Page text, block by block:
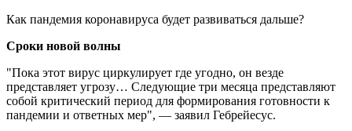
Как пандемия коронавируса будет развиваться дальше?
Сроки новой волны
"Пока этот вирус циркулирует где угодно, он везде
представляет угрозу… Следующие три месяца представляют
собой критический период для формирования готовности к
пандемии и ответных мер", — заявил Гебрейесус.